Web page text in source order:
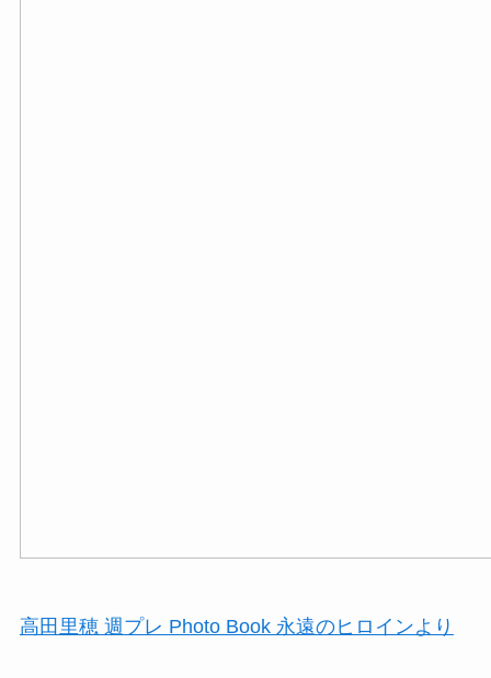
高田里穂 週プレ Photo Book 永遠のヒロインより